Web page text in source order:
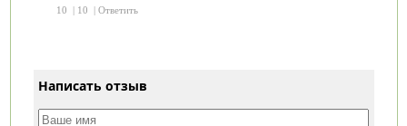
10
| 10 | Ответить
Написать отзыв